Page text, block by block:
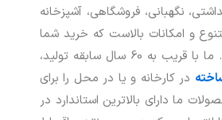
نگهبانی، فروشگاهی، آشپزخانه
و امکانات بالاست که خرید شما
را راحت تر می کند. ما با قریب به 60 سال سابقه تولید،
در کارخانه و یا در محل را برای
ما دارای بالاترین استاندارد در